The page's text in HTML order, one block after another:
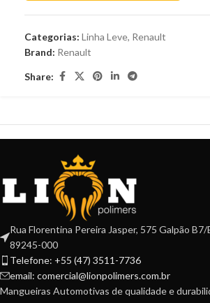
Categorias: Linha Leve, Renault
Brand: Renault
Share:
Rua Florentina Pereira Jasper, 575 Galpão
89245-000
Telefone: +55 (47) 3511-7736
email: comercial@lionpolimers.com.br
Mangueiras Automotivas de qualidade e